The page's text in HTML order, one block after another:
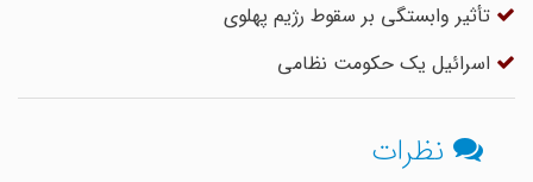
تأثیر وابستگی بر سقوط رژیم پهلوی
اسرائیل یک حکومت نظامی
نظرات